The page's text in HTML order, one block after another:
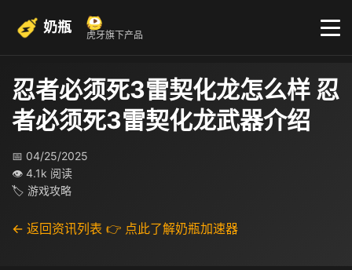
奶瓶 虎牙旗下产品
忍者必须死3雷契化龙怎么样 忍
者必须死3雷契化龙武器介绍
📅 04/25/2025
👁 4.1k 阅读
🏷 游戏攻略
← 返回资讯列表 👉 点此了解奶瓶加速器